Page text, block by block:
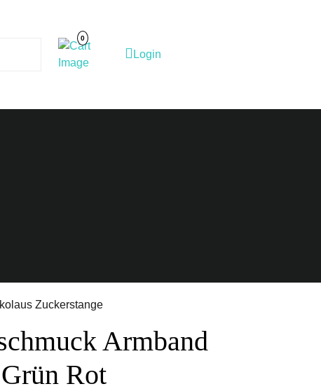
0
Login
Zuckerstange
Armband
Rot